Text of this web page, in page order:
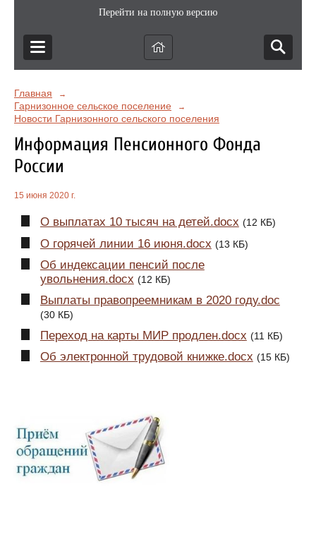
Перейти на полную версию
Главная →
Гарнизонное сельское поселение →
Новости Гарнизонного сельского поселения
Информация Пенсионного Фонда
России
15 июня 2020 г.
О выплатах 10 тысяч на детей.docx (12 КБ)
О горячей линии 16 июня.docx (13 КБ)
Об индексации пенсий после
увольнения.docx (12 КБ)
Выплаты правопреемникам в 2020 году.doc
(30 КБ)
Переход на карты МИР продлен.docx (11 КБ)
Об электронной трудовой книжке.docx (15 КБ)